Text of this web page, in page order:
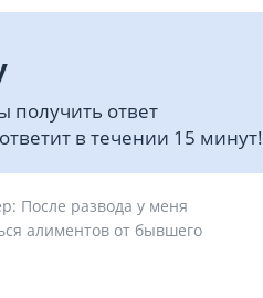
получить ответ
в течении 15 минут!